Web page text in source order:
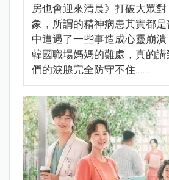
房也會迎來清晨》打破大眾
象，所謂的精神病患其實都
中遭遇了一些事造成心靈崩
韓國職場媽媽的難處，真的
們的淚腺完全防守不住......